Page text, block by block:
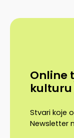
Online
kulturu
Stvari koje
Newsletter